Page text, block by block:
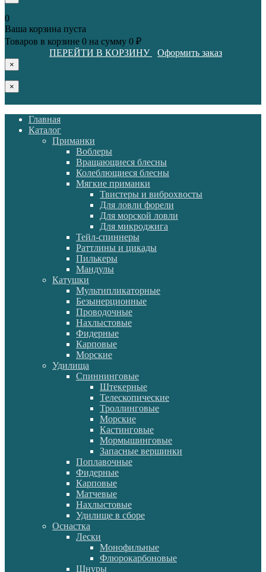
0
Ваша корзина пуста
Товаров в корзине 0 на сумму 0 ₽
ПЕРЕЙТИ В КОРЗИНУ
Оформить заказ
×
×
Главная
Каталог
Приманки
Воблеры
Вращающиеся блесны
Колеблющиеся блесны
Мягкие приманки
Твистеры и виброхвосты
Для ловли форели
Для морской ловли
Для микроджига
Тейл-спиннеры
Раттлины и цикады
Пилькеры
Мандулы
Катушки
Мультипликаторные
Безынерционные
Проводочные
Нахлыстовые
Фидерные
Карповые
Морские
Удилища
Спиннинговые
Штекерные
Телескопические
Троллинговые
Морские
Кастинговые
Мормышинговые
Запасные вершинки
Поплавочные
Фидерные
Карповые
Матчевые
Нахлыстовые
Удилище в сборе
Оснастка
Лески
Монофильные
Флюрокарбоновые
Шнуры